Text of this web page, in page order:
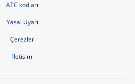
ATC kodları
Yasal Uyarı
Çerezler
İletişim